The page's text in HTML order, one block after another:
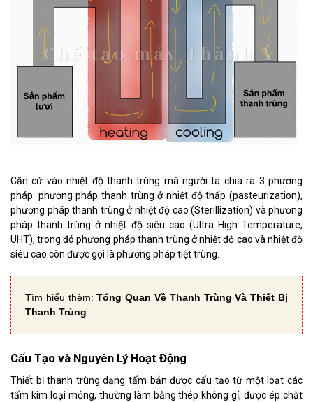
Căn cứ vào nhiệt độ thanh trùng mà người ta chia ra 3 phương
pháp: phương pháp thanh trùng ở nhiệt độ thấp (pasteurization),
phương pháp thanh trùng ở nhiệt độ cao (Sterillization) và phương
pháp thanh trùng ở nhiệt độ siêu cao (Ultra High Temperature,
UHT), trong đó phương pháp thanh trùng ở nhiệt độ cao và nhiệt độ
siêu cao còn được gọi là phương pháp tiệt trùng.
Tìm hiểu thêm:Tổng Quan Về Thanh Trùng Và Thiết Bị
Thanh Trùng
Cấu Tạo và Nguyên Lý Hoạt Động
Thiết bị thanh trùng dạng tấm bản được cấu tạo từ một loạt các
tấm kim loại mỏng, thường làm bằng thép không gỉ, được ép chặt